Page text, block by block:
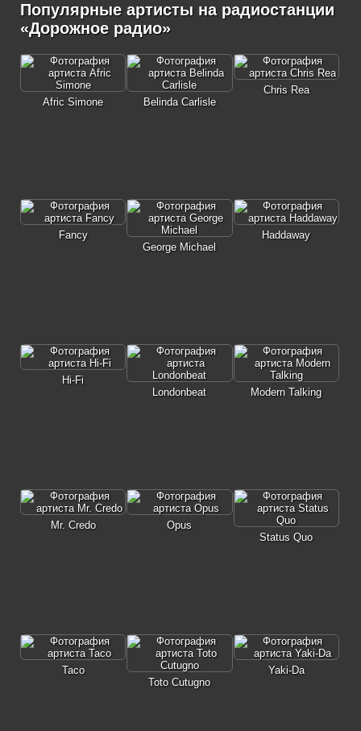
Популярные артисты на радиостанции
«Дорожное радио»
Afric Simone Belinda Carlisle
Chris Rea
Fancy
George Michael
Haddaway
Hi-Fi
Londonbeat
Modern Talking
Mr. Credo
Opus
Status Quo
Taco
Toto Cutugno
Yaki-Da